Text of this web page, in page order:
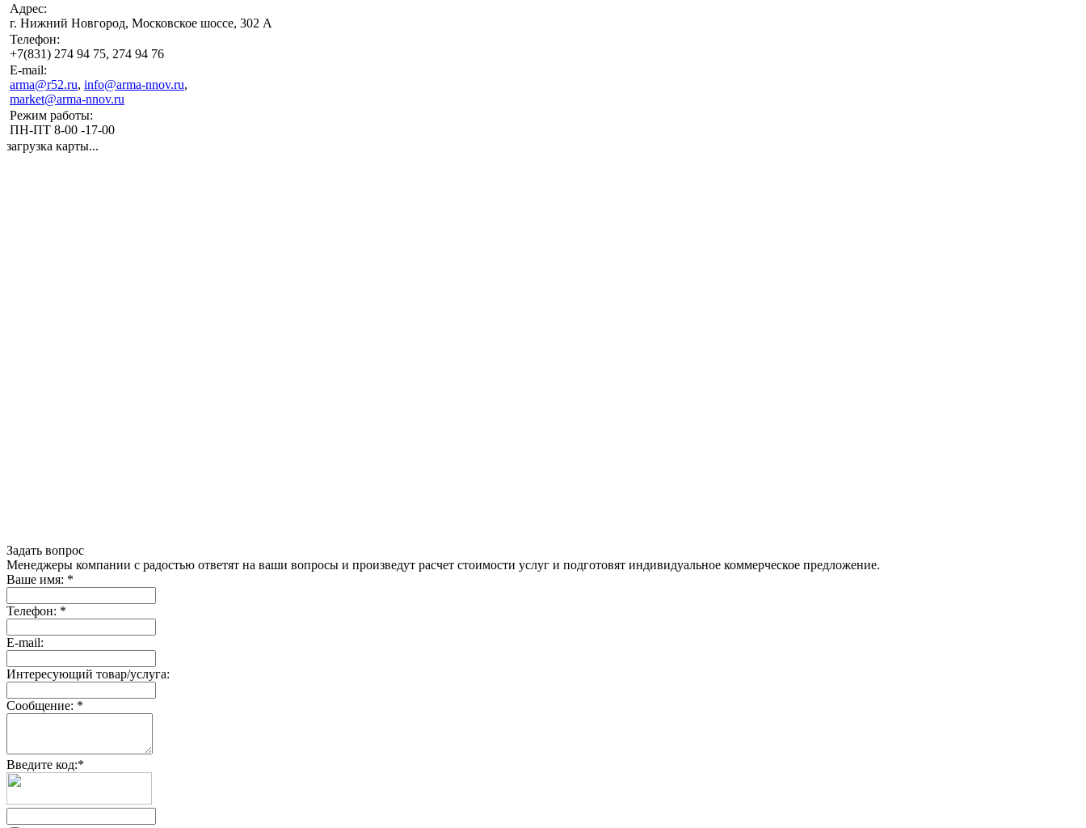
Адрес:
г. Нижний Новгород, Московское шоссе, 302 А
Телефон:
+7(831) 274 94 75, 274 94 76
E-mail:
arma@r52.ru, info@arma-nnov.ru,
market@arma-nnov.ru
Режим работы:
ПН-ПТ 8-00 -17-00
загрузка карты...
Задать вопрос
Менеджеры компании с радостью ответят на ваши вопросы и произведут расчет стоимости услуг и подготовят индивидуальное коммерческое предложение.
Ваше имя: *
Телефон: *
E-mail:
Интересующий товар/услуга:
Сообщение: *
Введите код:*